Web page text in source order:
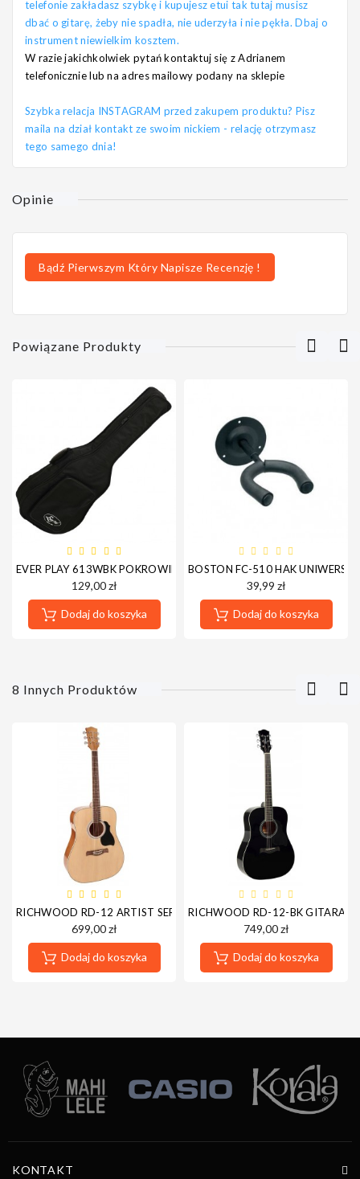
telefonie zakładasz szybkę i kupujesz etui tak tutaj musisz
dbać o gitarę, żeby nie spadła, nie uderzyła i nie pękła. Dbaj o
instrument niewielkim kosztem.
W razie jakichkolwiek pytań kontaktuj się z Adrianem
telefonicznie lub na adres mailowy podany na sklepie
Szybka relacja INSTAGRAM przed zakupem produktu? Pisz
maila na dział kontakt ze swoim nickiem - relację otrzymasz
tego samego dnia!
Opinie
Bądź Pierwszym Który Napisze Recenzję !
Powiązane Produkty
EVER PLAY 613WBK POKROWIEC GITARA AKUSTYCZNA 12MM
129,00 zł
Dodaj do koszyka
BOSTON FC-510 HAK
39,99 zł
Dodaj do koszyka
8 Innych Produktów
RICHWOOD RD-12 ARTIST SERIES GITARA AKUSTYCZNA
699,00 zł
Dodaj do koszyka
RICHWOOD RD-12-BK GITARA
749,00 zł
Dodaj do koszyka
KONTAKT